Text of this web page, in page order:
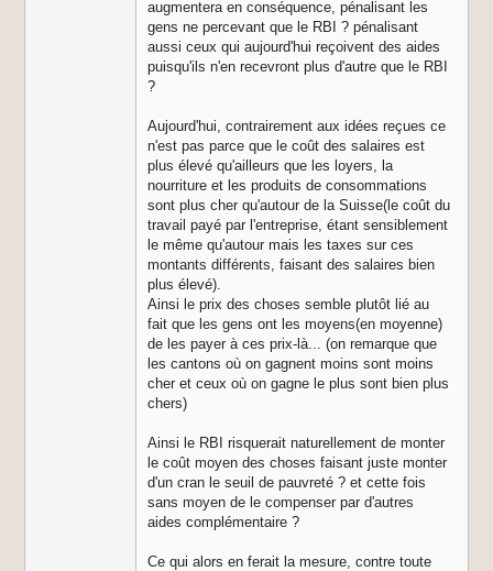
augmentera en conséquence, pénalisant les
gens ne percevant que le RBI ? pénalisant
aussi ceux qui aujourd'hui reçoivent des aides
puisqu'ils n'en recevront plus d'autre que le RBI
?
Aujourd'hui, contrairement aux idées reçues ce
n'est pas parce que le coût des salaires est
plus élevé qu'ailleurs que les loyers, la
nourriture et les produits de consommations
sont plus cher qu'autour de la Suisse(le coût du
travail payé par l'entreprise, étant sensiblement
le même qu'autour mais les taxes sur ces
montants différents, faisant des salaires bien
plus élevé).
Ainsi le prix des choses semble plutôt lié au
fait que les gens ont les moyens(en moyenne)
de les payer à ces prix-là... (on remarque que
les cantons où on gagnent moins sont moins
cher et ceux où on gagne le plus sont bien plus
chers)
Ainsi le RBI risquerait naturellement de monter
le coût moyen des choses faisant juste monter
d'un cran le seuil de pauvreté ? et cette fois
sans moyen de le compenser par d'autres
aides complémentaire ?
Ce qui alors en ferait la mesure, contre toute